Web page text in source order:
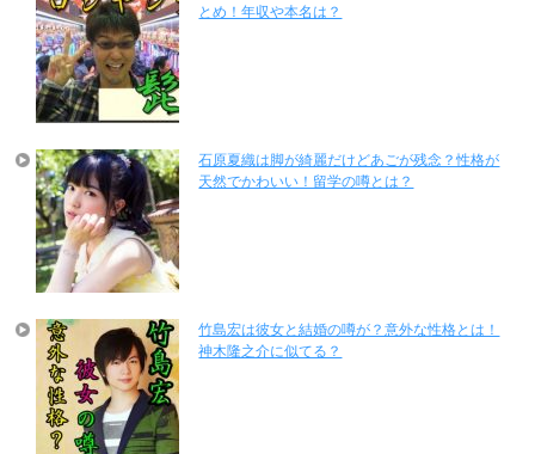
とめ！年収や本名は？
石原夏織は脚が綺麗だけどあごが残念？性格が
天然でかわいい！留学の噂とは？
竹島宏は彼女と結婚の噂が？意外な性格とは！
神木隆之介に似てる？